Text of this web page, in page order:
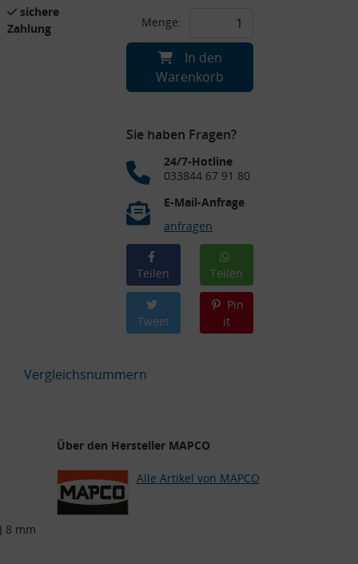
sichere
Zahlung
Menge:
In den
Warenkorb
Sie haben Fragen?
24/7-Hotline
033844 67 91 80
E-Mail-Anfrage
anfragen
Teilen Teilen
Tweet
Pin
it
Vergleichsnummern
8 mm
Über den Hersteller MAPCO
Alle Artikel von MAPCO